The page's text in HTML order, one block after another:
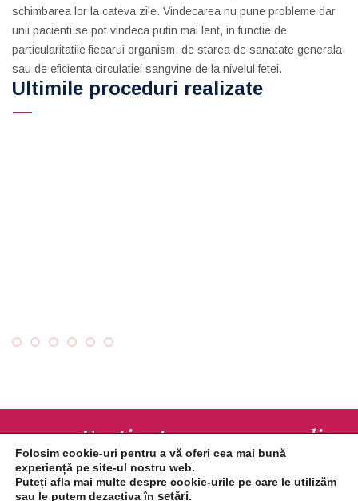
schimbarea lor la cateva zile. Vindecarea nu pune probleme dar
unii pacienti se pot vindeca putin mai lent, in functie de
particularitatile fiecarui organism, de starea de sanatate generala
sau de eficienta circulatiei sangvine de la nivelul fetei.
Ultimile proceduri realizate
Fa-ti o programare online
PROGRAMEAZA-TE ACUM
Folosim cookie-uri pentru a vă oferi cea mai bună
experiență pe site-ul nostru web.
Puteți afla mai multe despre cookie-urile pe care le utilizăm
sau le putem dezactiva în setări.